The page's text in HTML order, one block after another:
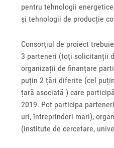
pentru tehnologii
și tehnologii de producție
Consorțiul de proiect
3 parteneri (toți solicitanții
organizații de finanțare
puțin 2 țări diferite (cel
țară asociată ) care
2019. Pot participa
uri, întreprinderi mari),
(institute de cercetare,